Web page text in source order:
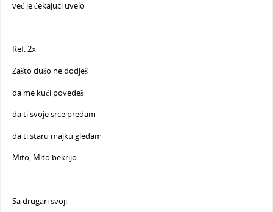
već je ćekajuci uvelo
Ref. 2x
Zašto dušo ne dodješ
da me kući povedeš
da ti svoje srce predam
da ti staru majku gledam
Mito, Mito bekrijo
Sa drugari svoji